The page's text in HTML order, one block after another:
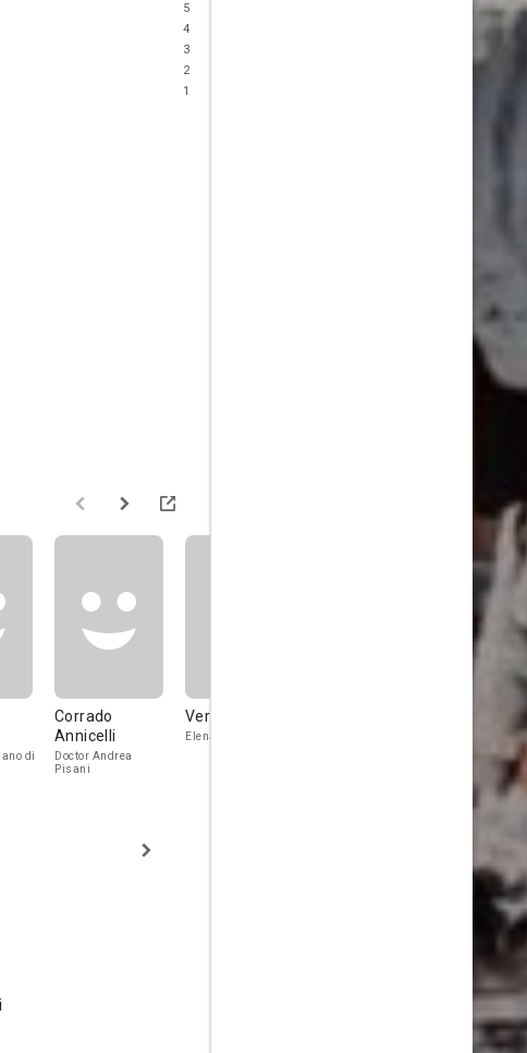
5
4
3
2
1
di
Corrado
Annicelli
Doctor Andrea
Pisani
Vera Carmi
Elena Viscardi
Nuccia
Marchioness